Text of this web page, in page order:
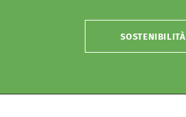
SOSTENIBILITÀ